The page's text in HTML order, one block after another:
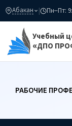
Абакан | Пн–Пт:
Учебный
«ДПО
РАБОЧИЕ